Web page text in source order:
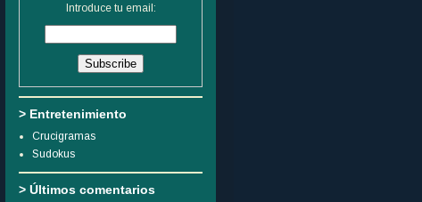
Introduce tu email:
> Entretenimiento
Crucigramas
Sudokus
> Últimos comentarios